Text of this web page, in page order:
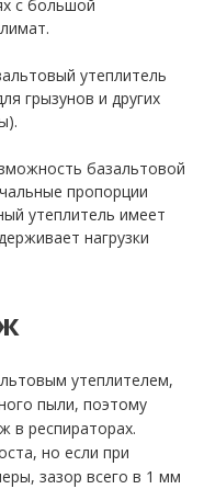
с большой
утеплитель
грызунов и других
базальтовой
пропорции
утеплитель имеет
нагрузки
утеплителем,
пыли, поэтому
в респираторах.
но если при
зазор всего в 1 мм